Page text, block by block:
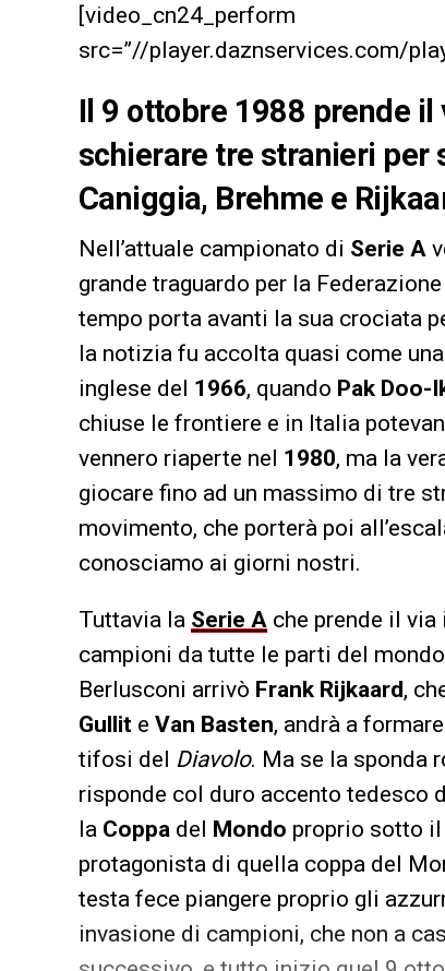
[video_cn24_perform
src=”//player.daznservices.com/
Il 9 ottobre 1988 prende
schierare tre stranieri per
Caniggia, Brehme e
Nell’attuale campionato di Serie A
grande traguardo per la
tempo porta avanti la sua crociata
la notizia fu accolta quasi come
inglese del 1966, quando Pak Doo-
chiuse le frontiere e in Italia
vennero riaperte nel 1980, ma la
giocare fino ad un massimo di tre
movimento, che porterà poi
conosciamo ai giorni nostri.
Tuttavia la Serie A che prende il via
campioni da tutte le parti del
Berlusconi arrivò Frank Rijkaard,
Gullit e Van Basten, andrà a
tifosi del Diavolo. Ma se la sponda
risponde col duro accento tedesco
la Coppa del Mondo proprio sotto
protagonista di quella coppa del
testa fece piangere proprio gli
invasione di campioni, che non a